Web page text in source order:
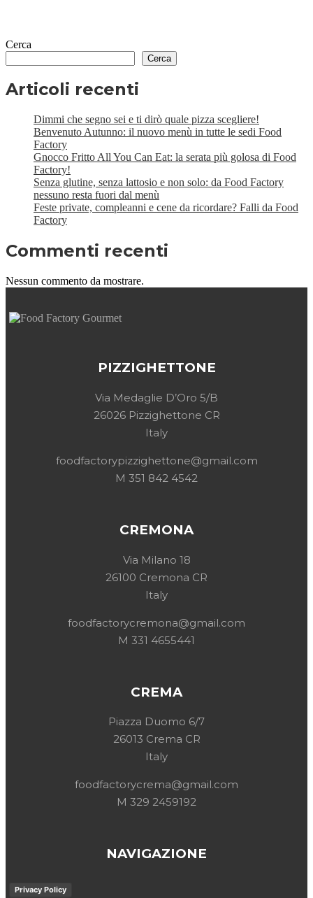
Cerca
Cerca
Articoli recenti
Dimmi che segno sei e ti dirò quale pizza scegliere!
Benvenuto Autunno: il nuovo menù in tutte le sedi Food
Factory
Gnocco Fritto All You Can Eat: la serata più golosa di Food
Factory!
Senza glutine, senza lattosio e non solo: da Food Factory
nessuno resta fuori dal menù
Feste private, compleanni e cene da ricordare? Falli da Food
Factory
Commenti recenti
Nessun commento da mostrare.
PIZZIGHETTONE
Via Medaglie D’Oro 5/B
26026 Pizzighettone CR
Italy
foodfactorypizzighettone@gmail.com
M 351 842 4542
CREMONA
Via Milano 18
26100 Cremona CR
Italy
foodfactorycremona@gmail.com
M 331 4655441
CREMA
Piazza Duomo 6/7
26013 Crema CR
Italy
foodfactorycrema@gmail.com
M 329 2459192
NAVIGAZIONE
Privacy Policy